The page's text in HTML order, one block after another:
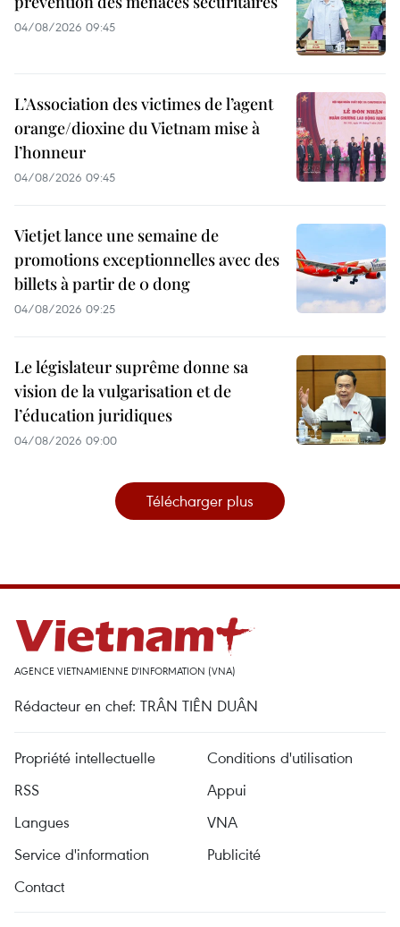
04/08/2026 09:45
L’Association des victimes de l’agent
orange/dioxine du Vietnam mise à
l’honneur
04/08/2026 09:45
Vietjet lance une semaine de
promotions exceptionnelles avec des
billets à partir de 0 dong
04/08/2026 09:25
Le législateur suprême donne sa
vision de la vulgarisation et de
l’éducation juridiques
04/08/2026 09:00
Télécharger plus
AGENCE VIETNAMIENNE D'INFORMATION (VNA)
Rédacteur en chef: TRÂN TIÊN DUÂN
Propriété intellectuelle
Conditions d'utilisation
RSS
Appui
Langues
VNA
Service d'information
Publicité
Contact